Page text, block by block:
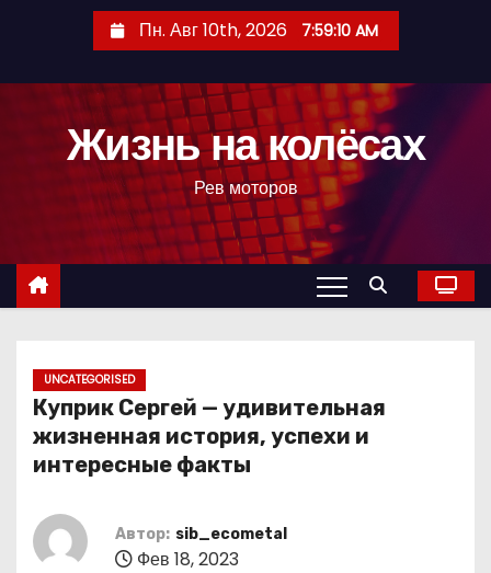
с
Пн. Авг 10th, 2026 7:59:11 AM
Жизнь на колёсах
Рев моторов
UNCATEGORISED
Куприк Сергей — удивительная
жизненная история, успехи и
интересные факты
Автор: sib_ecometal
Фев 18, 2023